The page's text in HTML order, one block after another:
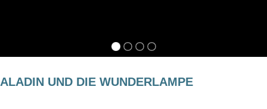
ALADIN UND DIE WUNDERLAMPE